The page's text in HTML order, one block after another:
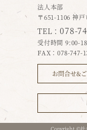
法人本部
〒651-1106 神
TEL：078-
受付時間 9:00-
FAX：078-747-
お問合せ&